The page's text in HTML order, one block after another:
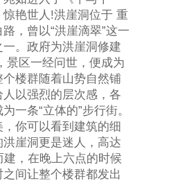
艳世人!洪崖洞位于 重
，曾以“洪崖滴翠”这一
。政府为洪崖洞修建
景区一经问世，便成为
楼群随着山势自然铺
以强烈的层次感，各
一条“立体的”步行街。
你可以看到建筑的细
崖洞更是迷人，高达
，在晚上六点的时候
间让整个楼群都发出